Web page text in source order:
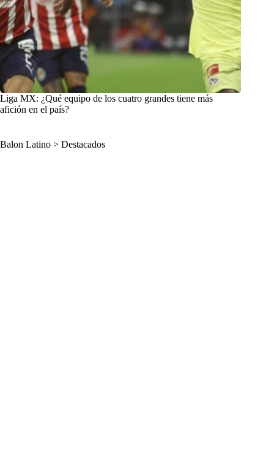
Liga MX: ¿Qué equipo de los cuatro grandes tiene más
afición en el país?
Balon Latino > Destacados